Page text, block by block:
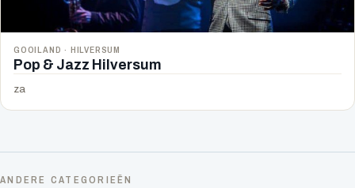
GOOILAND · HILVERSUM
Pop & Jazz Hilversum
za
ANDERE CATEGORIEËN